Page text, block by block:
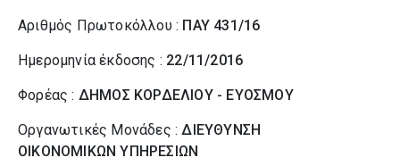
Αριθμός Πρωτοκόλλου : ΠΑΥ 431/16
Ημερομηνία έκδοσης : 22/11/2016
Φορέας : ΔΗΜΟΣ ΚΟΡΔΕΛΙΟΥ - ΕΥΟΣΜΟΥ
Οργανωτικές Μονάδες :ΔΙΕΥΘΥΝΣΗ
ΟΙΚΟΝΟΜΙΚΩΝ ΥΠΗΡΕΣΙΩΝ